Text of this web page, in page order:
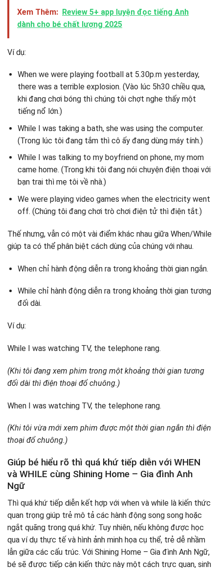
Xem Thêm: Review 5+ app luyện đọc tiếng Anh
dành cho bé chất lượng 2025
Ví dụ:
When we were playing football at 5.30p.m yesterday,
there was a terrible explosion. (Vào lúc 5h30 chiều qua,
khi đang chơi bóng thì chúng tôi chợt nghe thấy một
tiếng nổ lớn.)
While I was taking a bath, she was using the computer.
(Trong lúc tôi đang tắm thì cô ấy đang dùng máy tính.)
While I was talking to my boyfriend on phone, my mom
came home. (Trong khi tôi đang nói chuyện điện thoại với
bạn trai thì mẹ tôi về nhà.)
We were playing video games when the electricity went
off. (Chúng tôi đang chơi trò chơi điện tử thì điện tắt.)
Thế nhưng, vẫn có một vài điểm khác nhau giữa When/While
giúp ta có thể phân biệt cách dùng của chúng với nhau.
When chỉ hành động diễn ra trong khoảng thời gian ngắn.
While chỉ hành động diễn ra trong khoảng thời gian tương
đối dài.
Ví dụ:
While I was watching TV, the telephone rang.
(Khi tôi đang xem phim trong một khoảng thời gian tương
đối dài thì điện thoại đổ chuông.)
When I was watching TV, the telephone rang.
(Khi tôi vừa mới xem phim được một thời gian ngắn thì điện
thoại đổ chuông.)
Giúp bé hiểu rõ thì quá khứ tiếp diễn với WHEN
và WHILE cùng Shining Home – Gia đình Anh
Ngữ
Thì quá khứ tiếp diễn kết hợp với when và while là kiến thức
quan trọng giúp trẻ mô tả các hành động song song hoặc
ngắt quãng trong quá khứ. Tuy nhiên, nếu không được học
qua ví dụ thực tế và hình ảnh minh họa cụ thể, trẻ dễ nhầm
lẫn giữa các cấu trúc. Với Shining Home – Gia đình Anh Ngữ,
bé sẽ được tiếp cận kiến thức này một cách trực quan, sinh